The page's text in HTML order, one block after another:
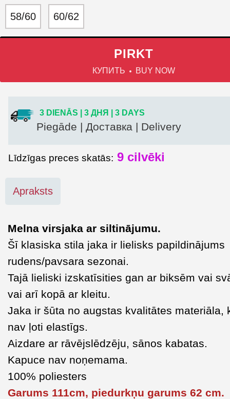
58/60 60/62
PIRKT
КУПИТЬ BUY NOW
3 DIENĀS | 3 ДНЯ | 3 DAYS
Piegāde | Доставка | Delivery
Līdzīgas preces skatās: 9 cilvēki
Apraksts
Melna virsjaka ar siltinājumu.
Šī klasiska stila jaka ir lielisks papildinājums
rudens/pavsara sezonai.
Tajā lieliski izskatīsities gan ar biksēm vai
vai arī kopā ar kleitu.
Jaka ir šūta no augstas kvalitātes materiāla,
nav ļoti elastīgs.
Aizdare ar rāvējslēdzēju, sānos kabatas.
Kapuce nav noņemama.
100% poliesters
Garums 111cm, piedurkņu garums 62 cm.